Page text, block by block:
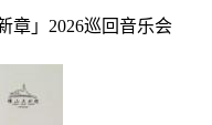
章」2026巡回音乐会